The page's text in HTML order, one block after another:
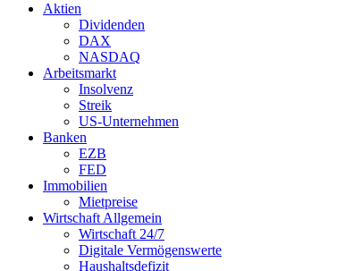
Aktien
Dividenden
DAX
NASDAQ
Arbeitsmarkt
Insolvenz
Streik
US-Unternehmen
Banken
EZB
FED
Immobilien
Mietpreise
Wirtschaft Allgemein
Wirtschaft 24/7
Digitale Vermögenswerte
Haushaltsdefizit